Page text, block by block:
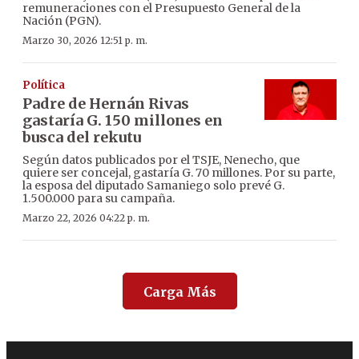
remuneraciones con el Presupuesto General de la
Nación (PGN).
Marzo 30, 2026 12:51 p. m.
Política
Padre de Hernán Rivas
gastaría G. 150 millones en
busca del rekutu
Según datos publicados por el TSJE, Nenecho, que
quiere ser concejal, gastaría G. 70 millones. Por su parte,
la esposa del diputado Samaniego solo prevé G.
1.500.000 para su campaña.
Marzo 22, 2026 04:22 p. m.
Carga Más